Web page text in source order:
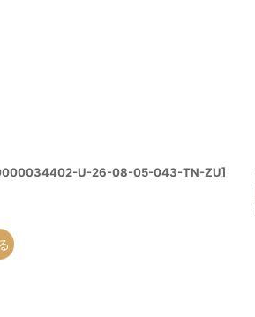
U-26-08-05-043-TN-ZU]